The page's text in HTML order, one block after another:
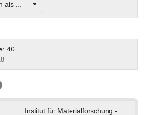
als ...
46
Institut für Materialforschung -